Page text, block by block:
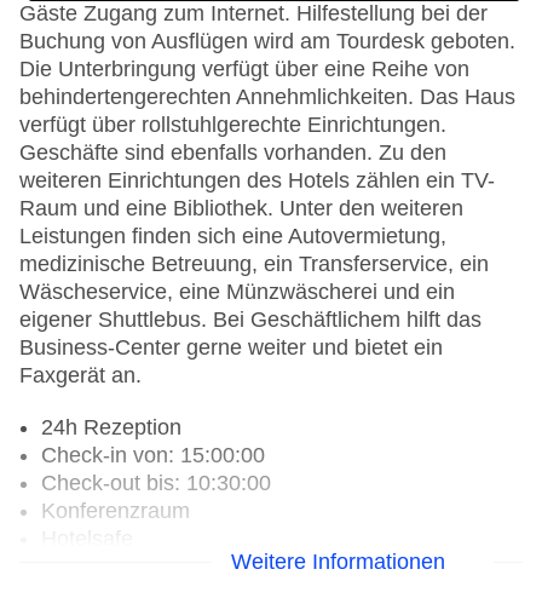
Gäste Zugang zum Internet. Hilfestellung bei der
Buchung von Ausflügen wird am Tourdesk geboten.
Die Unterbringung verfügt über eine Reihe von
behindertengerechten Annehmlichkeiten. Das Haus
verfügt über rollstuhlgerechte Einrichtungen.
Geschäfte sind ebenfalls vorhanden. Zu den
weiteren Einrichtungen des Hotels zählen ein TV-
Raum und eine Bibliothek. Unter den weiteren
Leistungen finden sich eine Autovermietung,
medizinische Betreuung, ein Transferservice, ein
Wäscheservice, eine Münzwäscherei und ein
eigener Shuttlebus. Bei Geschäftlichem hilft das
Business-Center gerne weiter und bietet ein
Faxgerät an.
24h Rezeption
Check-in von: 15:00:00
Check-out bis: 10:30:00
Konferenzraum
Hotelsafe
WLAN/WiFi im HotelWeitere Informationen